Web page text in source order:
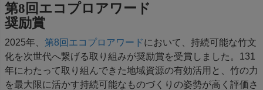
第8回エコプロアワード
奨励賞
2025年、 第8回エコプロアワードにおいて、持続可能な竹文
化を次世代へ繋げる取り組みが奨励賞を受賞しました。131
年にわたって取り組んできた地域資源の有効活用と、竹の力
を最大限に活かす持続可能なものづくりの姿勢が高く評価さ